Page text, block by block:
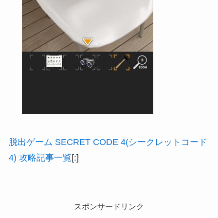
脱出ゲーム SECRET CODE 4(シークレットコード
4) 攻略記事一覧[:]
スポンサードリンク